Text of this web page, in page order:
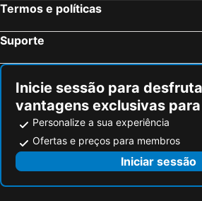
Termos e políticas
Suporte
Inicie sessão para
vantagens exclusivas
Personalize a sua experiência
Ofertas e preços para membros
Iniciar sessão